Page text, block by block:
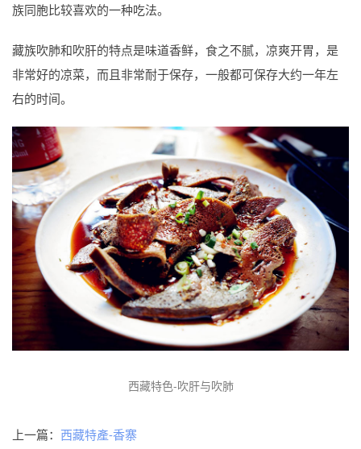
族同胞比较喜欢的一种吃法。
藏族吹肺和吹肝的特点是味道香鲜，食之不腻，凉爽开胃，是
非常好的凉菜，而且非常耐于保存，一般都可保存大约一年左
右的时间。
西藏特色-吹肝与吹肺
上一篇： 西藏特產-香寨